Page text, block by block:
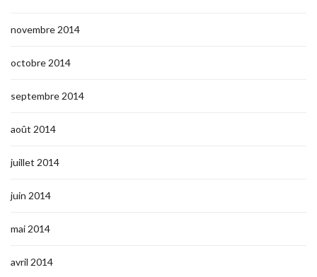
novembre 2014
octobre 2014
septembre 2014
août 2014
juillet 2014
juin 2014
mai 2014
avril 2014